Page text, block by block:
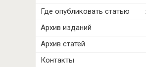
Где опубликовать статью
Архив изданий
Архив статей
Контакты